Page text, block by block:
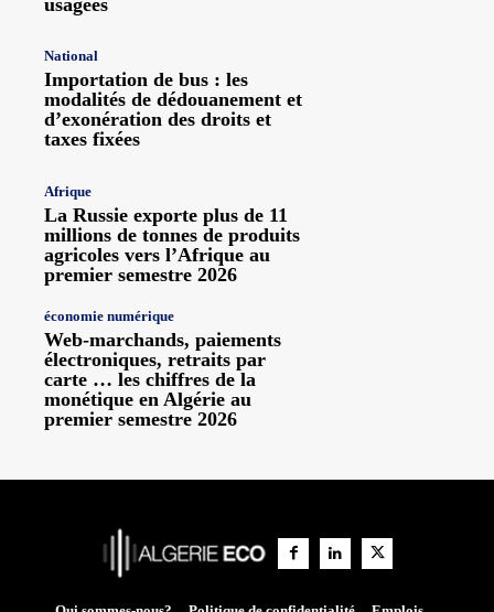
usagées
National
Importation de bus : les
modalités de dédouanement et
d’exonération des droits et
taxes fixées
Afrique
La Russie exporte plus de 11
millions de tonnes de produits
agricoles vers l’Afrique au
premier semestre 2026
économie numérique
Web-marchands, paiements
électroniques, retraits par
carte … les chiffres de la
monétique en Algérie au
premier semestre 2026